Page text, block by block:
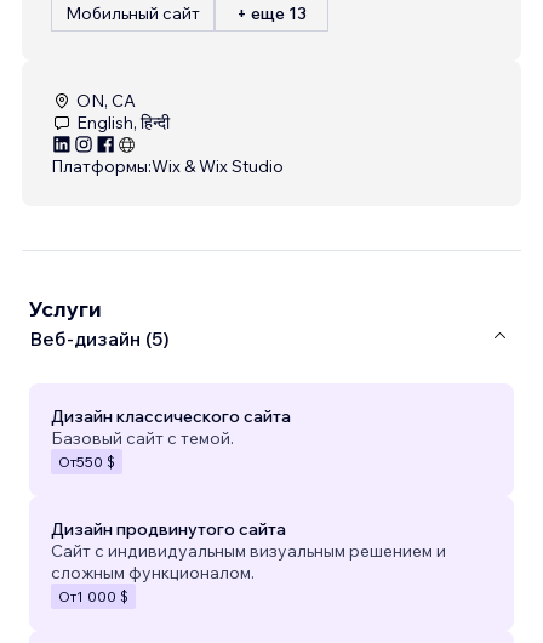
Мобильный сайт
+ еще 13
ON, CA
English, हिन्दी
Платформы:Wix & Wix Studio
Услуги
Веб-дизайн (5)
Дизайн классического сайта
Базовый сайт с темой.
От550 $
Дизайн продвинутого сайта
Сайт с индивидуальным визуальным решением и
сложным функционалом.
От1 000 $